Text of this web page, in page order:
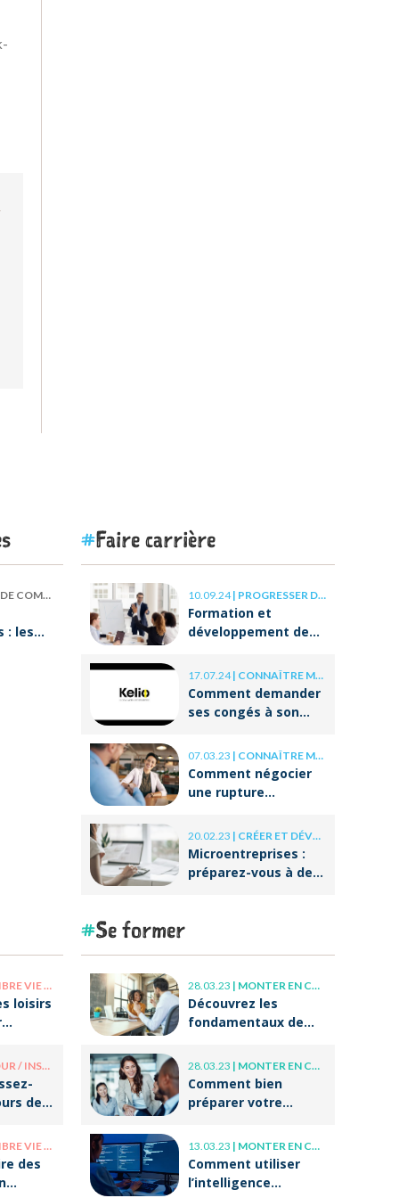
: les
Faire carrière
10.09.24| PROGRESSER DANS SA CARRIÈRE
Formation et
développement des
clés de la réussite à
long terme
17.07.24| CONNAÎTRE MES DROITS
Comment demander
ses congés à son
07.03.23 | CONNAÎTRE MES DROITS
Comment négocier
une rupture
20.02.23 | CRÉER ET DÉVELOPPER SA BOÎTE
Microentreprises :
préparez-vous à des
/ VIE PERSO
loisirs
/ INSOLITE
de
/ VIE PERSO
des
Se former
28.03.23 | MONTER EN COMPÉTENCE
Découvrez les
fondamentaux de
et du coaching !
28.03.23 | MONTER EN COMPÉTENCE
Comment bien
préparer votre
professionnelle ?
13.03.23 | MONTER EN COMPÉTENCE
Comment utiliser
l’intelligence